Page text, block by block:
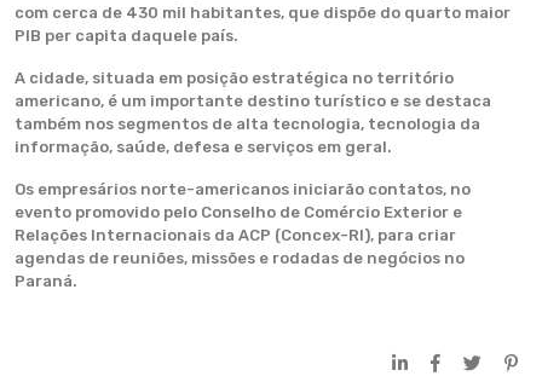
com cerca de 430 mil habitantes, que dispõe do quarto maior
PIB per capita daquele país.
A cidade, situada em posição estratégica no território
americano, é um importante destino turístico e se destaca
também nos segmentos de alta tecnologia, tecnologia da
informação, saúde, defesa e serviços em geral.
Os empresários norte-americanos iniciarão contatos, no
evento promovido pelo Conselho de Comércio Exterior e
Relações Internacionais da ACP (Concex-RI), para criar
agendas de reuniões, missões e rodadas de negócios no
Paraná.